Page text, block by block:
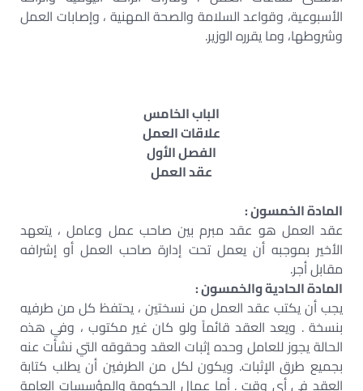
الأسبوعية، وقواعد السلامة والصحة المهنية ، وإصابات العمل
وشروطها، وما يقرره الوزير.
الباب الخامس
علاقات العمل
الفصل الأول
عقد العمل
المادة الخمسون :
عقد العمل هو عقد مبرم بين صاحب عمل وعامل ، يتعهد
الأخير بموجبه أن يعمل تحت إدارة صاحب العمل أو إشرافه
مقابل أجر.
المادة الحادية والخمسون :
يجب أن يكتب عقد العمل من نسختين ، يحتفظ كل من طرفيه
بنسخة . ويعد العقد قائماً ولو كان غير مكتوب ، وفي هذه
الحالة يجوز للعامل وحده إثبات العقد وحقوقه التي نشأت عنه
بجميع طرق الإثبات. ويكون لكل من الطرفين أن يطلب كتابة
العقد في أي وقت . أما عمال الحكومة والمؤسسات العامة